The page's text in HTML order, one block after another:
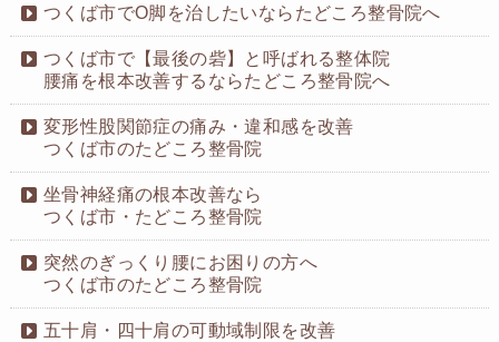
つくば市でO脚を治したいならたどころ整骨院へ
つくば市で【最後の砦】と呼ばれる整体院
腰痛を根本改善するならたどころ整骨院へ
変形性股関節症の痛み・違和感を改善
つくば市のたどころ整骨院
坐骨神経痛の根本改善なら
つくば市・たどころ整骨院
突然のぎっくり腰にお困りの方へ
つくば市のたどころ整骨院
五十肩・四十肩の可動域制限を改善